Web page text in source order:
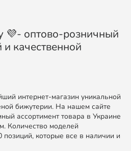
💜- оптово-розничный
и качественной
интернет-магазин уникальной
бижутерии. На нашем сайте
ассортимент товара в Украине
Количество моделей
позиций, которые все в наличии и